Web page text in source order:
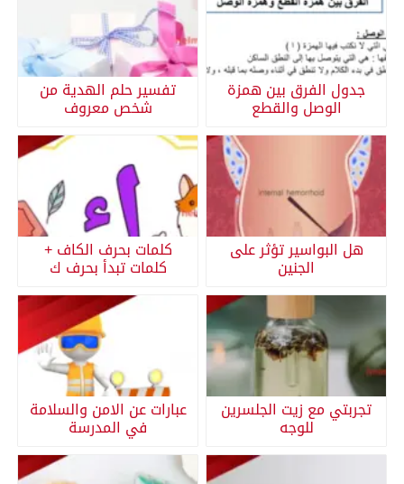
جدول الفرق بين همزة
الوصل والقطع
تفسير حلم الهدية من
شخص معروف
هل البواسير تؤثر على
الجنين
كلمات بحرف الكاف +
كلمات تبدأ بحرف ك
تجربتي مع زيت الجلسرين
للوجه
عبارات عن الامن والسلامة
في المدرسة